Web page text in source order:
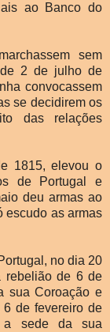
ao Banco do
sem
2 de julho de
convocassem
se decidirem os
das relações
1815, elevou o
de Portugal e
deu armas ao
escudo as armas
no dia 20
rebelião de 6 de
sua Coroação e
de fevereiro de
a sede da sua